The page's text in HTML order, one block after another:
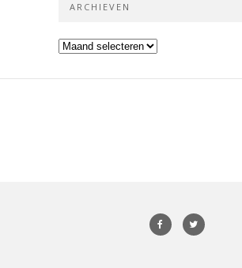
ARCHIEVEN
Archieven